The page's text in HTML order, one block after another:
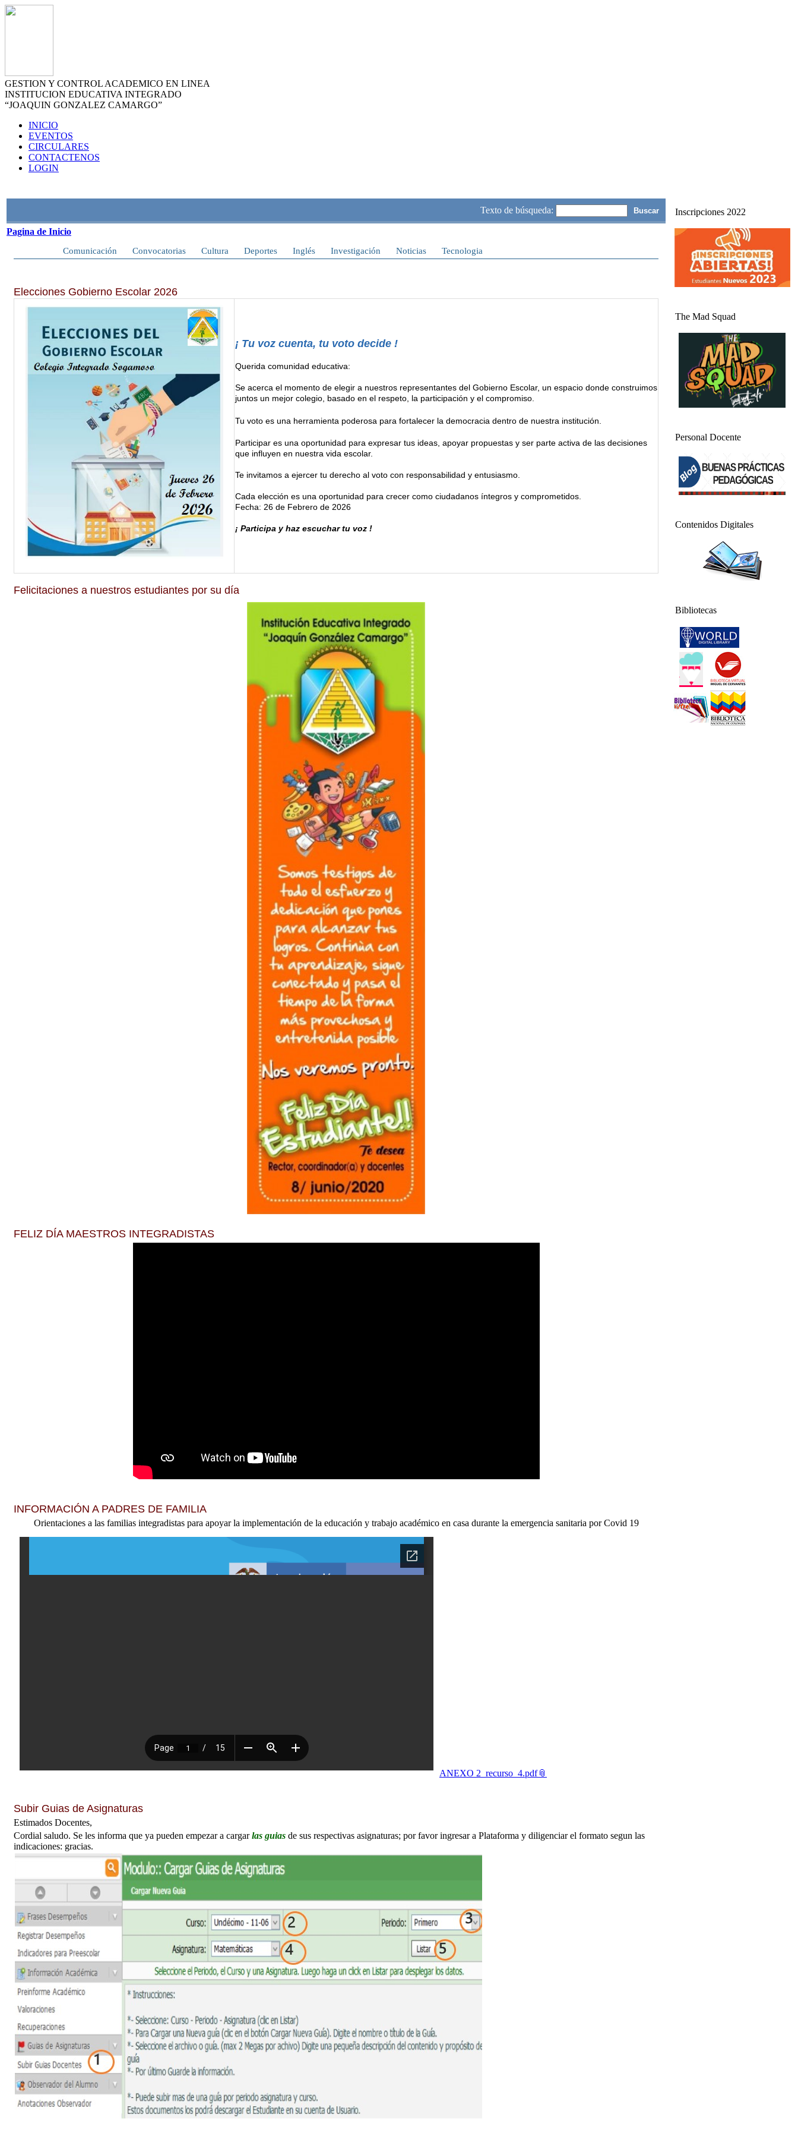
GESTION Y CONTROL ACADEMICO EN LINEA
INSTITUCION EDUCATIVA INTEGRADO
“JOAQUIN GONZALEZ CAMARGO”
INICIO
EVENTOS
CIRCULARES
CONTACTENOS
LOGIN
Texto de búsqueda:
Pagina de Inicio
Comunicación Convocatorias Cultura Deportes Inglés Investigación Noticias Tecnologia
Elecciones Gobierno Escolar 2026
¡ Tu voz cuenta, tu voto decide !
Querida comunidad educativa:
Se acerca el momento de elegir a nuestros representantes del Gobierno Escolar, un espacio donde construimos
juntos un mejor colegio, basado en el respeto, la participación y el compromiso.
Tu voto es una herramienta poderosa para fortalecer la democracia dentro de nuestra institución.
Participar es una oportunidad para expresar tus ideas, apoyar propuestas y ser parte activa de las decisiones
que influyen en nuestra vida escolar.
Te invitamos a ejercer tu derecho al voto con responsabilidad y entusiasmo.
Cada elección es una oportunidad para crecer como ciudadanos íntegros y comprometidos.
Fecha: 26 de Febrero de 2026
¡ Participa y haz escuchar tu voz !
Felicitaciones a nuestros estudiantes por su día
FELIZ DÍA MAESTROS INTEGRADISTAS
INFORMACIÓN A PADRES DE FAMILIA
Orientaciones a las familias integradistas para apoyar la implementación de la educación y trabajo académico en casa durante la emergencia sanitaria por Covid 19
ANEXO 2_recurso_4.pdf
Subir Guias de Asignaturas
Estimados Docentes,
Cordial saludo. Se les informa que ya pueden empezar a cargarlas guias de sus respectivas asignaturas; por favor ingresar a Plataforma y diligenciar el formato segun las
indicaciones: gracias.
Inscripciones 2022
The Mad Squad
Personal Docente
Contenidos Digitales
Bibliotecas